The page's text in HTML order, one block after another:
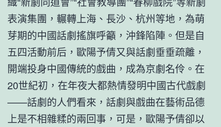
表演集團，輾轉上海、長沙、杭州等地，為萌
芽期的中國話劇搖旗呼籲，沖鋒陷陣。但是自
五四活動前后，歐陽予倩又與話劇垂垂疏離，
開端投身中國傳統的戲曲，成為京劇名伶。在
20世紀初，在年夜大都熱情發明中國古代戲劇
——話劇的人們看來，話劇與戲曲在藝術品德
上是不相雜糅的兩回事，可是，歐陽予倩卻以